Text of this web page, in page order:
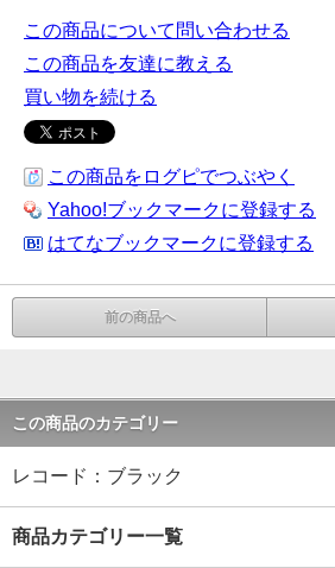
この商品について問い合わせる
この商品を友達に教える
買い物を続ける
この商品をログピでつぶやく
Yahoo!ブックマークに登録する
はてなブックマークに登録する
前の商品へ
この商品のカテゴリー
レコード：ブラック
商品カテゴリー一覧